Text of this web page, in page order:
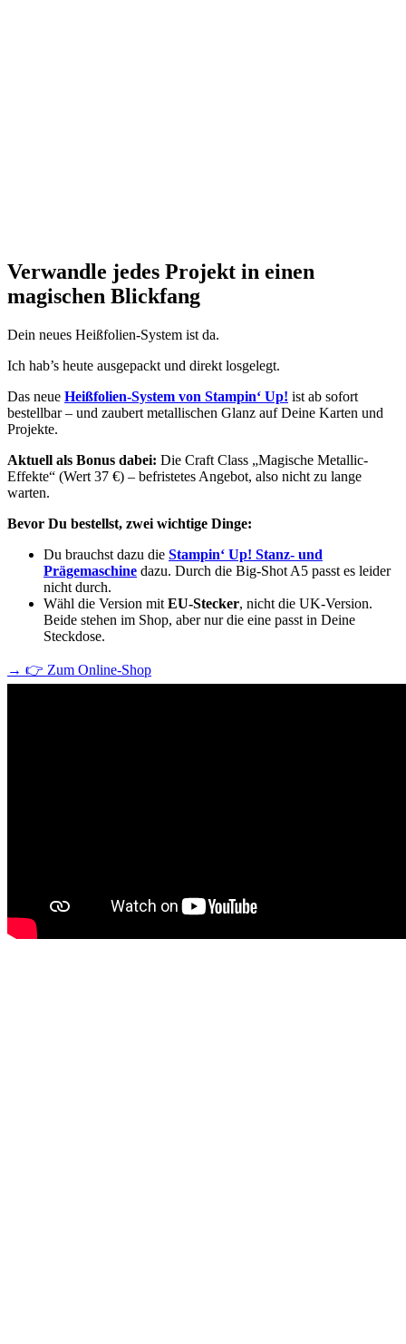
Verwandle jedes Projekt in einen
magischen Blickfang
Dein neues Heißfolien-System ist da.
Ich hab’s heute ausgepackt und direkt losgelegt.
Das neue Heißfolien-System von Stampin‘ Up! ist ab sofort
bestellbar – und zaubert metallischen Glanz auf Deine Karten und
Projekte.
Aktuell als Bonus dabei: Die Craft Class „Magische Metallic-
Effekte“ (Wert 37 €) – befristetes Angebot, also nicht zu lange
warten.
Bevor Du bestellst, zwei wichtige Dinge:
Du brauchst dazu die Stampin‘ Up! Stanz- und
Prägemaschine dazu. Durch die Big-Shot A5 passt es leider
nicht durch.
Wähl die Version mit EU-Stecker, nicht die UK-Version.
Beide stehen im Shop, aber nur die eine passt in Deine
Steckdose.
→ 👉 Zum Online-Shop